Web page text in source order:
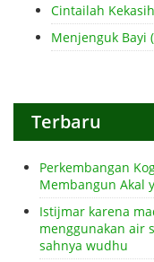
Cintailah
Menjenguk Bayi
Terbaru
Perkembangan
Membangun Akal
Istijmar karena
menggunakan air
sahnya wudhu